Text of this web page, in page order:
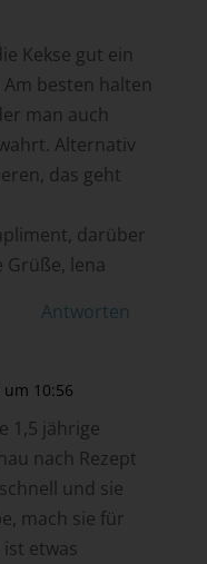
Kekse gut ein
besten halten
man auch
Alternativ
das geht
darüber
Grüße, lena
Antworten
10:56
1,5 jährige
nach Rezept
und sie
mach sie für
etwas